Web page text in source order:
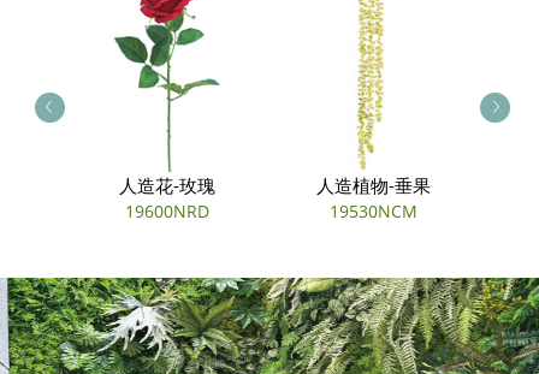
人造花-玫瑰
19600NRD
人造植物-垂果
19530NCM